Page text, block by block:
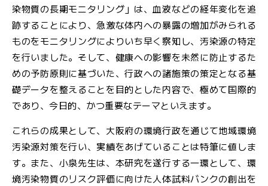
染物質の長期モニタリング」は、血液などの経年変化を追
跡することにより、急激な体内への暴露の増加がみられる
ものをモニタリングによりいち早く察知し、汚染源の特定
を行いました。そして、健康への影響を未然に防止するた
めの予防原則に基づいた、行政への諸施策の策定となる基
礎データを整えることを目的とした内容で、極めて国際的
であり、今日的、かつ重要なテーマといえます。
これらの成果として、大阪府の環境行政を通じて地域環境
汚染源対策を行い、実績をあげていることは特筆に値しま
す。また、小泉先生は、本研究を遂行する一環として、環
境汚染物質のリスク評価に向けた人体試料バンクの創出を